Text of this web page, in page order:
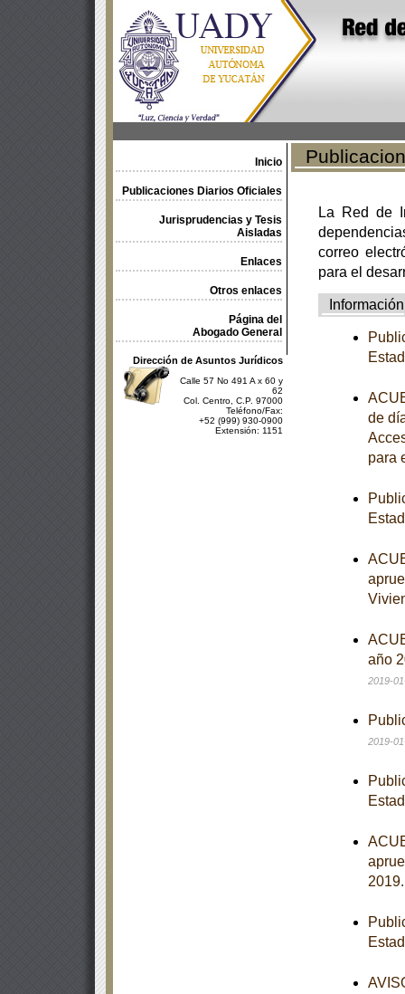
Inicio
Publicaciones Diarios Oficiales
Jurisprudencias y Tesis
Aisladas
Enlaces
Otros enlaces
Página del
Abogado General
Dirección de Asuntos Jurídicos
Calle 57 No 491 A x 60 y
62
Col. Centro, C.P. 97000
Teléfono/Fax:
+52 (999) 930-0900
Extensión: 1151
La Red de
correo
para el
Información
de
para
año
2019-
2019-